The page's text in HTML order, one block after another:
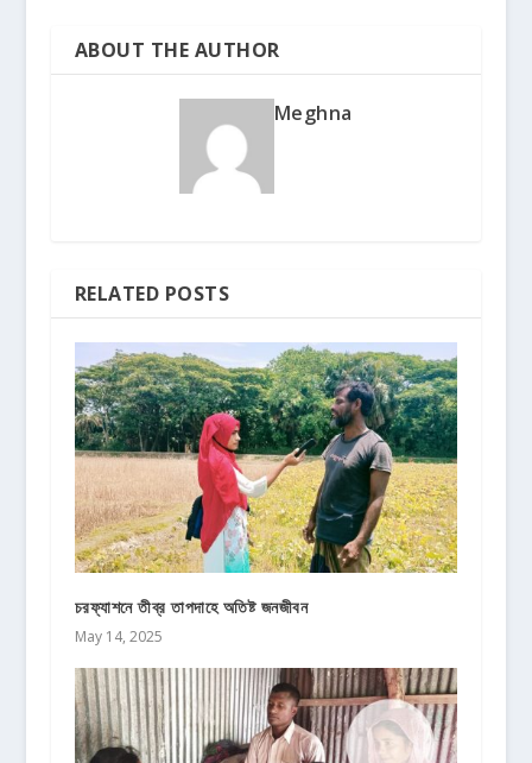
ABOUT THE AUTHOR
Meghna
RELATED POSTS
চরফ্যাশনে তীব্র তাপদাহে অতিষ্ট জনজীবন
May 14, 2025